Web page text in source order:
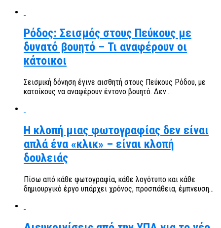
Ρόδος: Σεισμός στους Πεύκους με
δυνατό βουητό – Τι αναφέρουν οι
κάτοικοι
Σεισμική δόνηση έγινε αισθητή στους Πεύκους Ρόδου, με
κατοίκους να αναφέρουν έντονο βουητό. Δεν...
Η κλοπή μιας φωτογραφίας δεν είναι
απλά ένα «κλικ» – είναι κλοπή
δουλειάς
Πίσω από κάθε φωτογραφία, κάθε λογότυπο και κάθε
δημιουργικό έργο υπάρχει χρόνος, προσπάθεια, έμπνευση...